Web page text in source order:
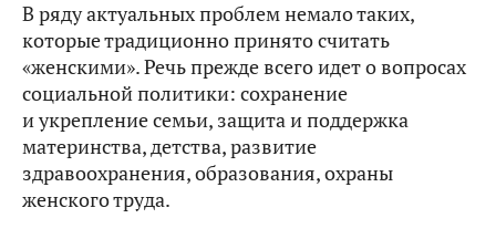
В ряду актуальных проблем немало таких,
которые традиционно принято считать
«женскими». Речь прежде всего идет о вопросах
социальной политики: сохранение
и укрепление семьи, защита и поддержка
материнства, детства, развитие
здравоохранения, образования, охраны
женского труда.